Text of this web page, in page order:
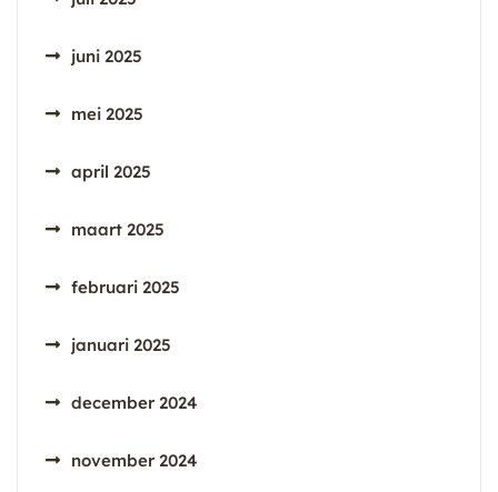
juni 2025
mei 2025
april 2025
maart 2025
februari 2025
januari 2025
december 2024
november 2024